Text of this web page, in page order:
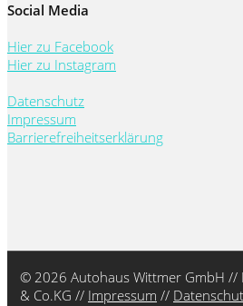
Social Media
Hier zu Facebook
Hier zu Instagram
Datenschutz
Impressum
Barrierefreiheitserklärung
© 2026 Autohaus Wittmer GmbH //
& Co.KG // Impressum //